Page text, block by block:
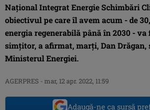
Naţional Integrat Energie Schimbări
obiectivul pe care îl avem acum - de
energia regenerabilă până în 2030 - va
simţitor, a afirmat, marţi, Dan Drăgan,
Ministerul Energiei.
AGERPRES - mar, 12 apr. 2022, 11:59
Adaugă-ne ca sursă